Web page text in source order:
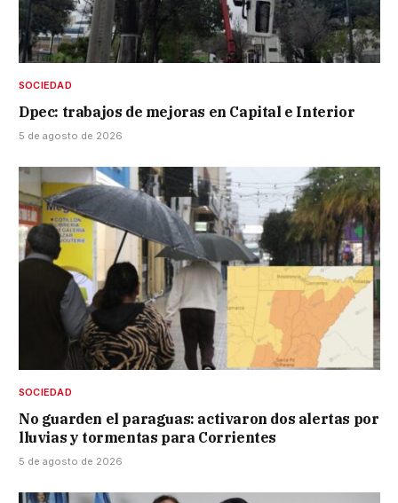
SOCIEDAD
Dpec: trabajos de mejoras en Capital e Interior
5 de agosto de 2026
SOCIEDAD
No guarden el paraguas: activaron dos alertas por
lluvias y tormentas para Corrientes
5 de agosto de 2026